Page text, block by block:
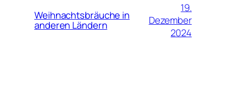
Weihnachtsbräuche in
anderen Ländern
19.
Dezember
2024